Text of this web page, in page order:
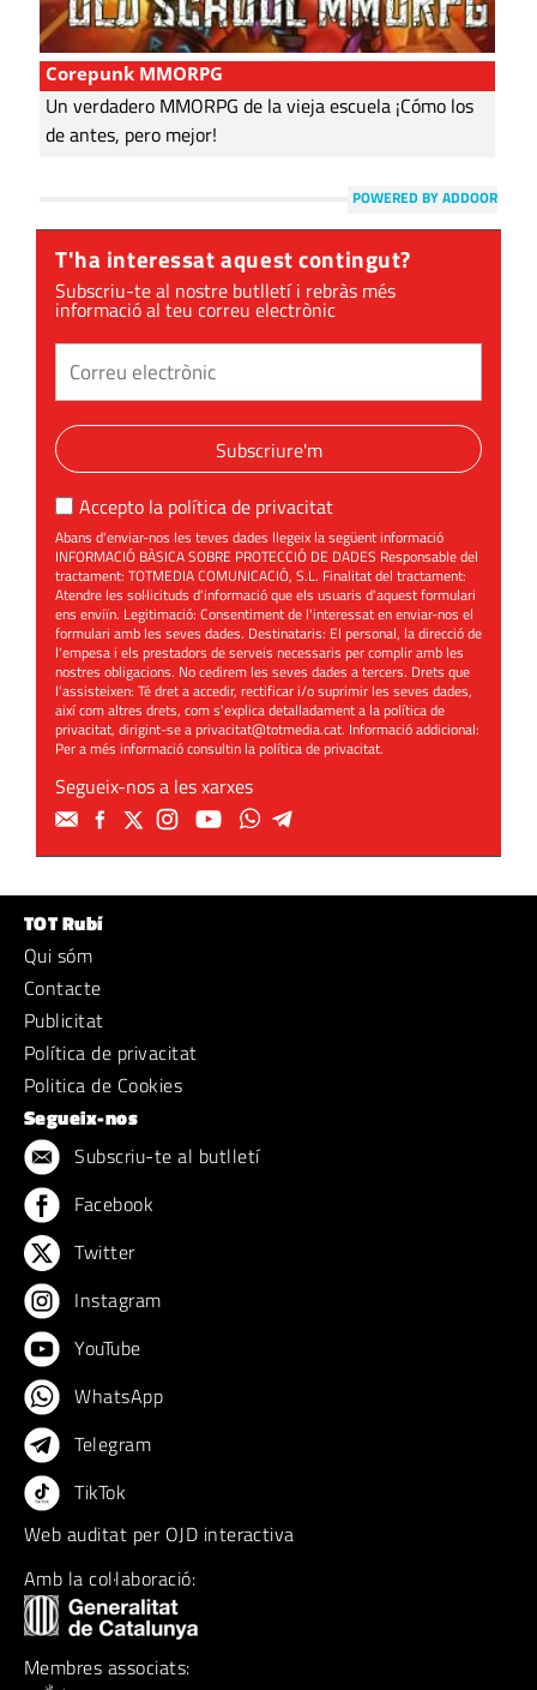
Corepunk MMORPG
Un verdadero MMORPG de la vieja escuela ¡Cómo los
de antes, pero mejor!
POWERED BY ADDOOR
T'ha interessat aquest contingut?
Subscriu-te al nostre butlletí i rebràs més
informació al teu correu electrònic
Subscriure'm
Accepto la política de privacitat
Abans d'enviar-nos les teves dades llegeix la següent informació
INFORMACIÓ BÀSICA SOBRE PROTECCIÓ DE DADES Responsable del
tractament: TOTMEDIA COMUNICACIÓ, S.L. Finalitat del tractament:
Atendre les sol·licituds d'informació que els usuaris d'aquest formulari
ens enviïn. Legitimació: Consentiment de l'interessat en enviar-nos el
formulari amb les seves dades. Destinataris: El personal, la direcció de
l'empesa i els prestadors de serveis necessaris per complir amb les
nostres obligacions. No cedirem les seves dades a tercers. Drets que
l'assisteixen: Té dret a accedir, rectificar i/o suprimir les seves dades,
així com altres drets, com s'explica detalladament a la política de
privacitat, dirigint-se aprivacitat@totmedia.cat. Informació addicional:
Per a més informació consultin lapolítica de privacitat.
Segueix-nos a les xarxes
TOT Rubí
Qui sóm
Contacte
Publicitat
Política de privacitat
Politica de Cookies
Segueix-nos
Subscriu-te al butlletí
Facebook
Twitter
Instagram
YouTube
WhatsApp
Telegram
TikTok
Web auditat per OJD interactiva
Amb la col·laboració:
Membres associats: